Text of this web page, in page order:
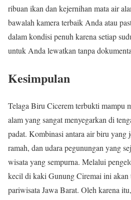
ribuan ikan dan kejernihan mata air
bawalah kamera terbaik Anda atau
dalam kondisi penuh karena setiap
untuk Anda lewatkan tanpa
Kesimpulan
Telaga Biru Cicerem terbukti mampu
alam yang sangat menyegarkan di
padat. Kombinasi antara air biru yang
ramah, dan udara pegunungan yang
wisata yang sempurna. Melalui
kecil di kaki Gunung Ciremai ini akan
pariwisata Jawa Barat. Oleh karena